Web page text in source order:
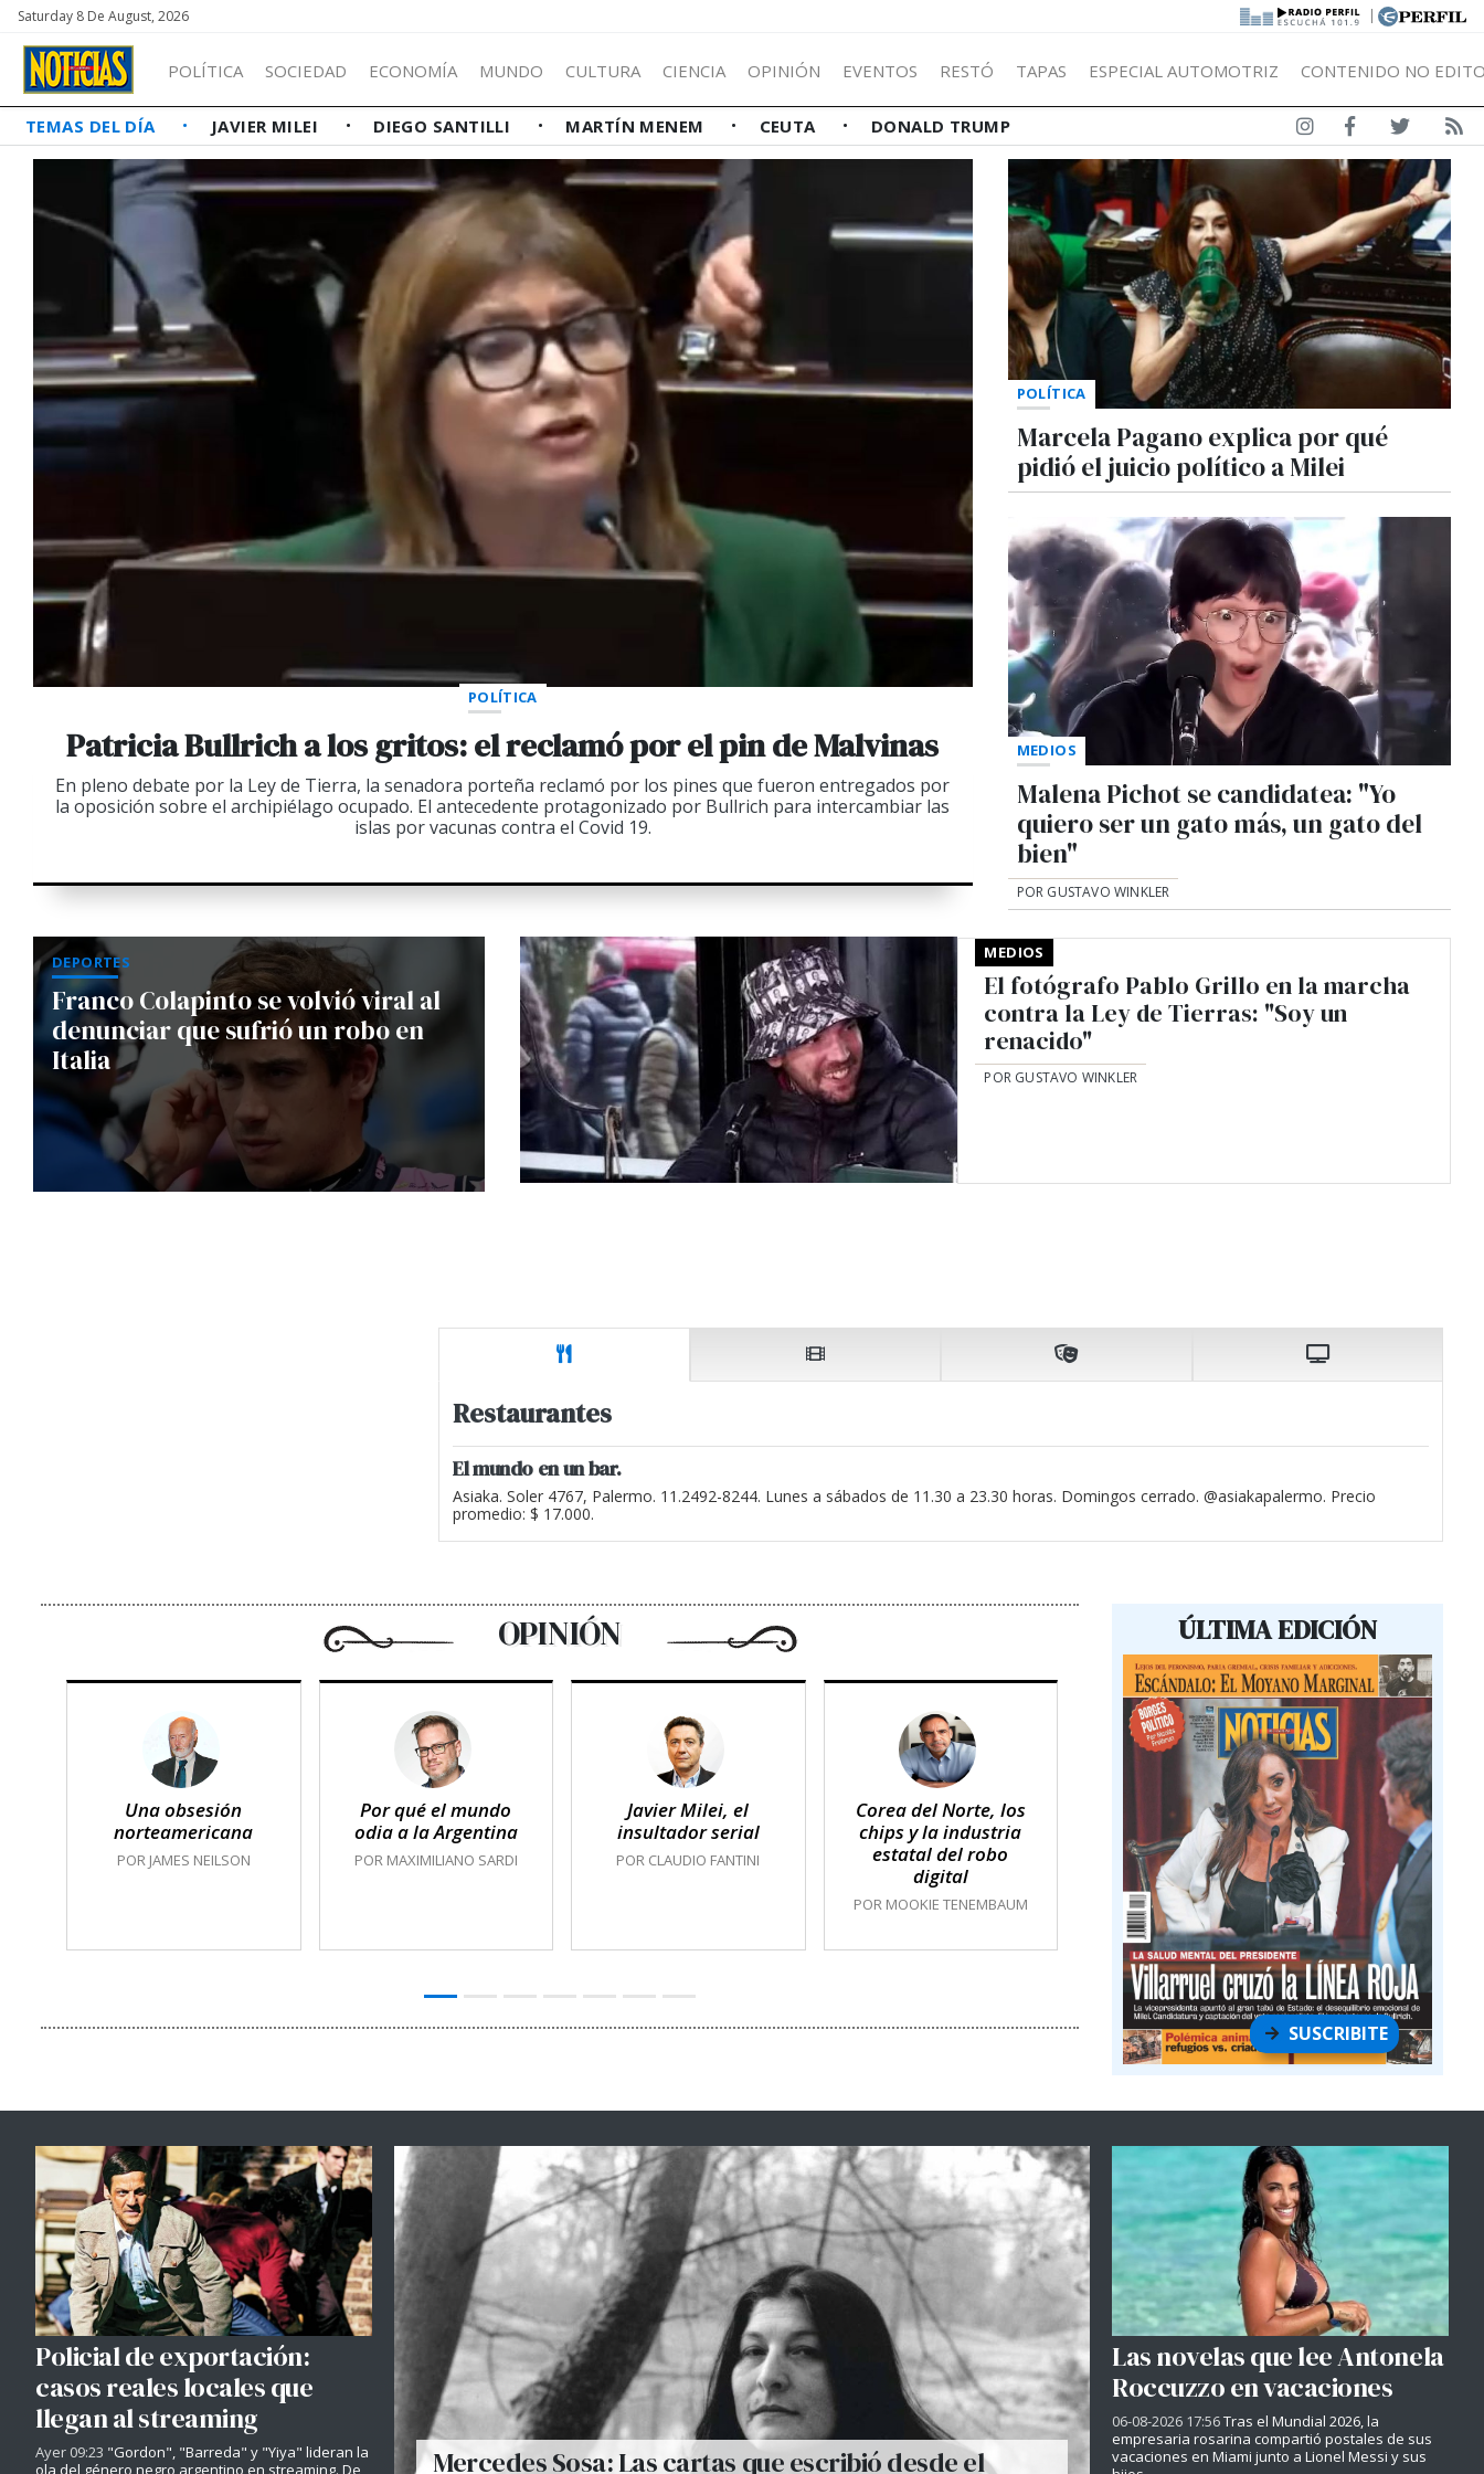
Saturday 8 De August, 2026 |
POLÍTICA SOCIEDAD ECONOMÍA MUNDO CULTURA CIENCIA OPINIÓN EVENTOS RESTÓ TAPAS ESPECIAL AUTOMOTRIZ CONTENIDO NO
TEMAS DEL DÍA JAVIER MILEI DIEGO SANTILLI MARTÍN MENEM CEUTA DONALD TRUMP
POLÍTICA
Patricia Bullrich a los gritos: el reclamó por el pin de Malvinas
En pleno debate por la Ley de Tierra, la senadora porteña reclamó por los pines que fueron entregados por
la oposición sobre el archipiélago ocupado. El antecedente protagonizado por Bullrich para intercambiar las
islas por vacunas contra el Covid 19.
POLÍTICA
Marcela Pagano explica por qué
pidió el juicio político a Milei
MEDIOS
Malena Pichot se candidatea: "Yo
quiero ser un gato más, un gato del
bien"
POR GUSTAVO WINKLER
DEPORTES
Franco Colapinto se volvió viral al
denunciar que sufrió un robo en
Italia
MEDIOS
El fotógrafo Pablo Grillo en la marcha
contra la Ley de Tierras: "Soy un
renacido"
POR GUSTAVO WINKLER
Restaurantes
El mundo en un bar.
Asiaka. Soler 4767, Palermo. 11.2492-8244. Lunes a sábados de 11.30 a 23.30 horas. Domingos cerrado. @asiakapalermo. Precio
promedio: $ 17.000.
OPINIÓN
Una obsesión
norteamericana
POR JAMES NEILSON
Por qué el mundo
odia a la Argentina
POR MAXIMILIANO SARDI
Javier Milei, el
insultador serial
POR CLAUDIO FANTINI
Corea del Norte, los
chips y la industria
estatal del robo
digital
POR MOOKIE TENEMBAUM
ÚLTIMA EDICIÓN
SUSCRIBITE
Policial de exportación:
casos reales locales que
llegan al streaming
Ayer 09:23 "Gordon", "Barreda" y "Yiya" lideran la
ola del género negro argentino en streaming. De
Mercedes Sosa: Las cartas que escribió desde el
Las novelas que lee Antonela
Roccuzzo en vacaciones
06-08-2026 17:56Tras el Mundial 2026, la
empresaria rosarina compartió postales de sus
vacaciones en Miami junto a Lionel Messi y sus